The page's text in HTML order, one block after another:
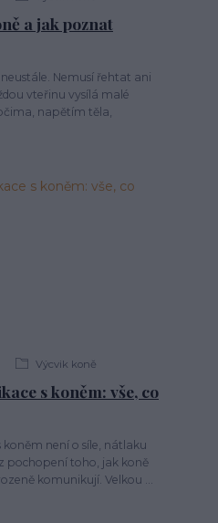
a jak poznat
Nemusí řehtat ani
vteřinu vysílá malé
napětím těla,
Výcvik koně
s koněm: vše, co
není o síle, nátlaku
pochopení toho, jak koně
komunikují. Velkou ...